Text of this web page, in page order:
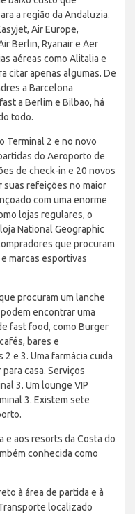
a região da Andaluzia.
Air Europe,
Berlin, Ryanair e Aer
aéreas como Alitalia e
citar apenas algumas. De
a Barcelona
a Berlim e Bilbao, há
todo.
Terminal 2 e no novo
do Aeroporto de
de check-in e 20 novos
refeições no maior
com uma enorme
lojas regulares, o
National Geographic
que procuram
marcas esportivas
procuram um lanche
encontrar uma
fast food, como Burger
bares e
e 3. Uma farmácia cuida
casa. Serviços
3. Um lounge VIP
3. Existem sete
e aos resorts da Costa do
conhecida como
à área de partida e à
localizado